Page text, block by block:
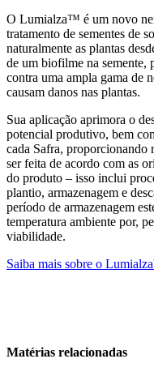
O Lumialza™ é um novo
tratamento de sementes de
naturalmente as plantas
de um biofilme na semente,
contra uma ampla gama de
causam danos nas plantas.
Sua aplicação aprimora o
potencial produtivo, bem
cada Safra, proporcionando
ser feita de acordo com as
do produto – isso inclui
plantio, armazenagem e
período de armazenagem
temperatura ambiente por,
viabilidade.
Saiba mais sobre o
Matérias relacionadas